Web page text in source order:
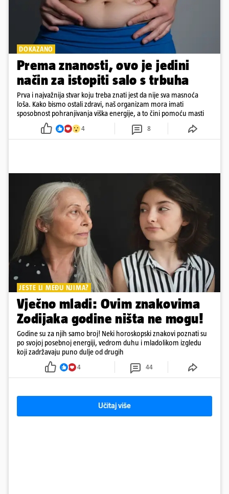
DOKAZANO
Prema znanosti, ovo je jedini
način za istopiti salo s trbuha
Prva i najvažnija stvar koju treba znati jest da nije sva masnoća
loša. Kako bismo ostali zdravi, naš organizam mora imati
sposobnost pohranjivanja viška energije, a to čini pomoću masti
4 8
JESTE LI MEĐU NJIMA?
Vječno mladi: Ovim znakovima
Zodijaka godine ništa ne mogu!
Godine su za njih samo broj! Neki horoskopski znakovi poznati su
po svojoj posebnoj energiji, vedrom duhu i mladolikom izgledu
koji zadržavaju puno dulje od drugih
4 44
Učitaj više